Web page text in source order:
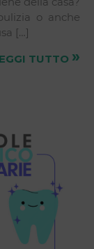
o anche
[…]
TUTTO »